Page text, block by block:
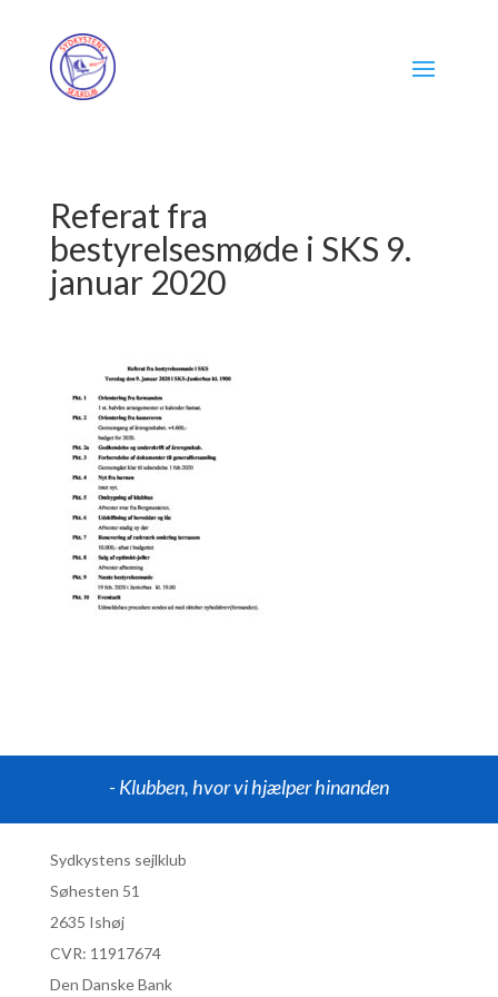
Referat fra
bestyrelsesmøde i SKS 9.
januar 2020
- Klubben, hvor vi hjælper hinanden
Sydkystens sejlklub
Søhesten 51
2635 Ishøj
CVR: 11917674
Den Danske Bank